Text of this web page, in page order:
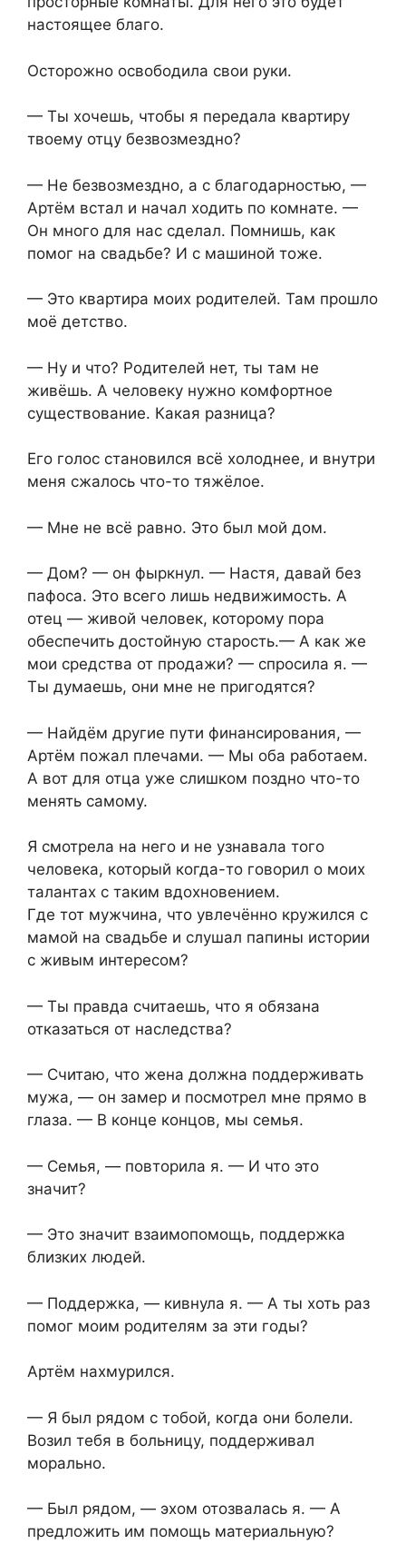
настоящее благо.
Осторожно освободила свои руки.
— Ты хочешь, чтобы я передала квартиру
твоему отцу безвозмездно?
— Не безвозмездно, а с благодарностью, —
Артём встал и начал ходить по комнате. —
Он много для нас сделал. Помнишь, как
помог на свадьбе? И с машиной тоже.
— Это квартира моих родителей. Там прошло
моё детство.
— Ну и что? Родителей нет, ты там не
живёшь. А человеку нужно комфортное
существование. Какая разница?
Его голос становился всё холоднее, и внутри
меня сжалось что-то тяжёлое.
— Мне не всё равно. Это был мой дом.
— Дом? — он фыркнул. — Настя, давай без
пафоса. Это всего лишь недвижимость. А
отец — живой человек, которому пора
обеспечить достойную старость.— А как же
мои средства от продажи? — спросила я. —
Ты думаешь, они мне не пригодятся?
— Найдём другие пути финансирования, —
Артём пожал плечами. — Мы оба работаем.
А вот для отца уже слишком поздно что-то
менять самому.
Я смотрела на него и не узнавала того
человека, который когда-то говорил о моих
талантах с таким вдохновением.
Где тот мужчина, что увлечённо кружился с
мамой на свадьбе и слушал папины истории
с живым интересом?
— Ты правда считаешь, что я обязана
отказаться от наследства?
— Считаю, что жена должна поддерживать
мужа, — он замер и посмотрел мне прямо в
глаза. — В конце концов, мы семья.
— Семья, — повторила я. — И что это
значит?
— Это значит взаимопомощь, поддержка
близких людей.
— Поддержка, — кивнула я. — А ты хоть раз
помог моим родителям за эти годы?
Артём нахмурился.
— Я был рядом с тобой, когда они болели.
Возил тебя в больницу, поддерживал
морально.
— Был рядом, — эхом отозвалась я. — А
предложить им помощь материальную?